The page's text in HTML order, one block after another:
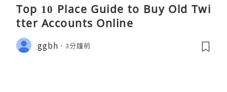
Top 10 Place Guide to Buy Old Twi
tter Accounts Online
ggbh 3分鐘前